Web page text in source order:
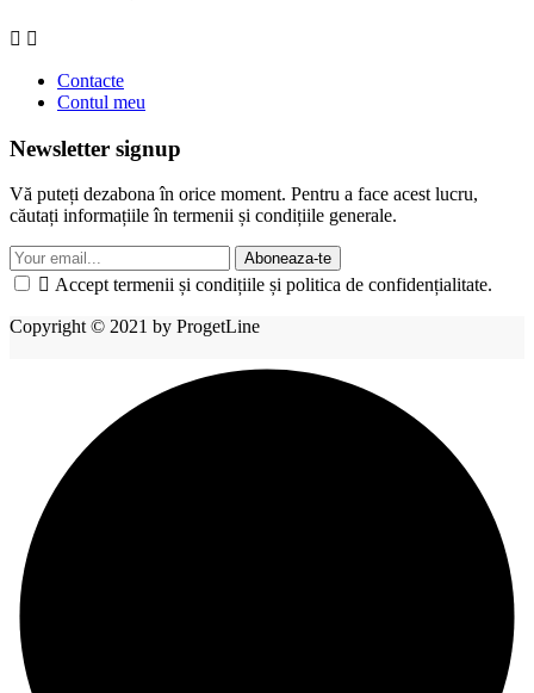
 
Contacte
Contul meu
Newsletter signup
Vă puteți dezabona în orice moment. Pentru a face acest lucru,
căutați informațiile în termenii și condițiile generale.
Aboneaza-te
 Accept termenii și condițiile și politica de confidențialitate.
Copyright © 2021 by ProgetLine